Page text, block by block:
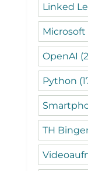
Linked
Microsoft
OpenAI
Python
TH